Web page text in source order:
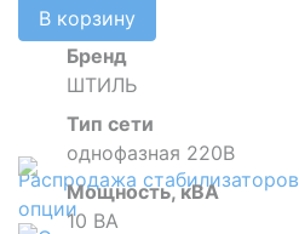
В корзину
Бренд
ШТИЛЬ
Тип сети
однофазная 220В
Мощность, кВА
10 ВА
Распродажа стабилизаторов
опции